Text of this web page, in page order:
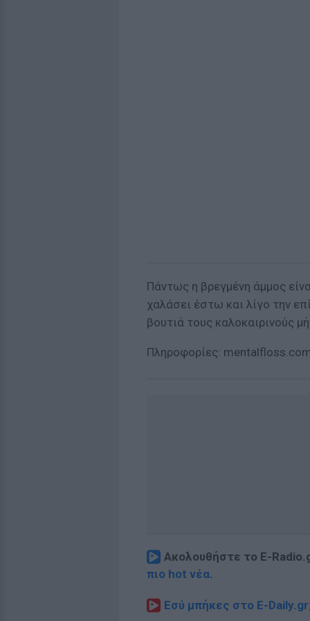
Πάντως η βρεγμένη άμμος
χαλάσει έστω και λίγο την
βουτιά τους καλοκαιρινούς
Πληροφορίες:
Ακολουθήστε το E-
πιο hot νέα.
Εσύ μπήκες στο E-